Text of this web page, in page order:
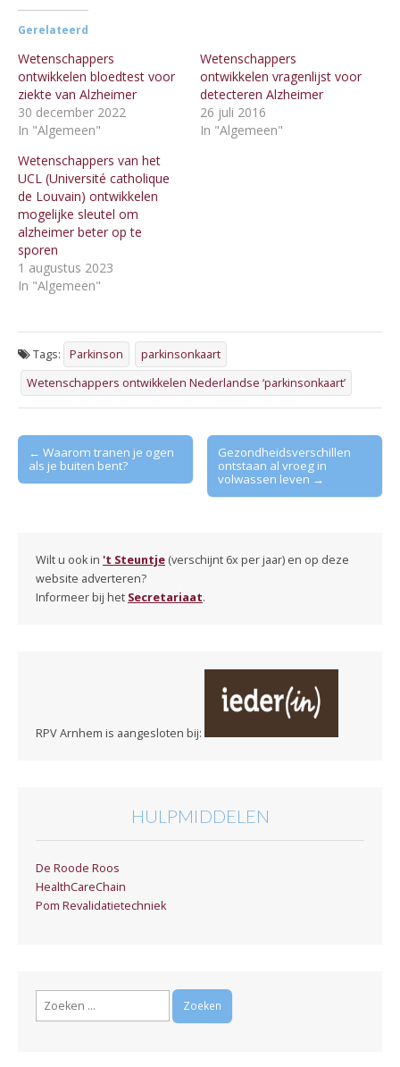
Gerelateerd
Wetenschappers
ontwikkelen bloedtest voor
ziekte van Alzheimer
30 december 2022
In "Algemeen"
Wetenschappers
ontwikkelen vragenlijst voor
detecteren Alzheimer
26 juli 2016
In "Algemeen"
Wetenschappers van het
UCL (Université catholique
de Louvain) ontwikkelen
mogelijke sleutel om
alzheimer beter op te
sporen
1 augustus 2023
In "Algemeen"
Tags: Parkinson
parkinsonkaart
Wetenschappers ontwikkelen Nederlandse ‘parkinsonkaart’
Post
navigation
← Waarom tranen je ogen
als je buiten bent?
Gezondheidsverschillen
ontstaan al vroeg in
volwassen leven →
Wilt u ook in 't Steuntje (verschijnt 6x per jaar) en op deze
website adverteren?
Informeer bij het Secretariaat.
RPV Arnhem is aangesloten bij:
HULPMIDDELEN
De Roode Roos
HealthCareChain
Pom Revalidatietechniek
Zoeken